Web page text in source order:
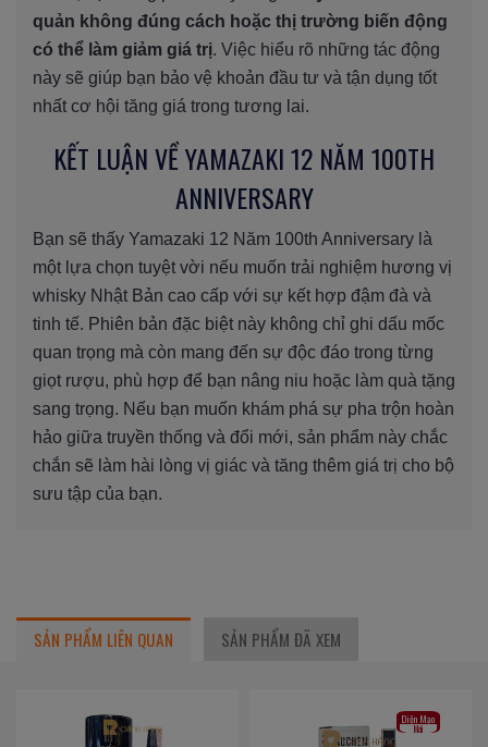
quản không đúng cách hoặc thị trường biến động
có thể làm giảm giá trị. Việc hiểu rõ những tác động
này sẽ giúp bạn bảo vệ khoản đầu tư và tận dụng tốt
nhất cơ hội tăng giá trong tương lai.
KẾT LUẬN VỀ YAMAZAKI 12 NĂM 100TH
ANNIVERSARY
Bạn sẽ thấy Yamazaki 12 Năm 100th Anniversary là
một lựa chọn tuyệt vời nếu muốn trải nghiệm hương vị
whisky Nhật Bản cao cấp với sự kết hợp đậm đà và
tinh tế. Phiên bản đặc biệt này không chỉ ghi dấu mốc
quan trọng mà còn mang đến sự độc đáo trong từng
giọt rượu, phù hợp để bạn nâng niu hoặc làm quà tặng
sang trọng. Nếu bạn muốn khám phá sự pha trộn hoàn
hảo giữa truyền thống và đổi mới, sản phẩm này chắc
chắn sẽ làm hài lòng vị giác và tăng thêm giá trị cho bộ
sưu tập của bạn.
SẢN PHẨM LIÊN QUAN SẢN PHẨM ĐÃ XEM
Diện Mạo
Mới